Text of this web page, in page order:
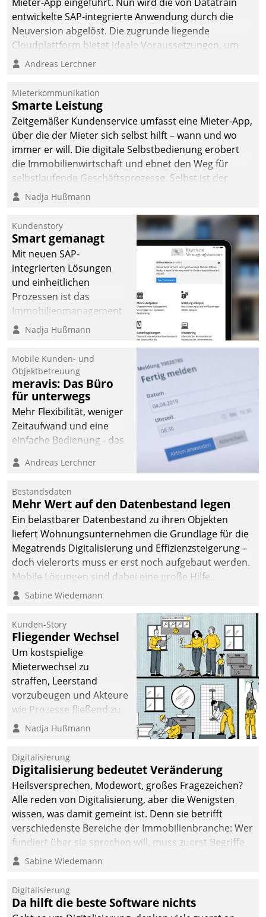
entwickelte SAP-integrierte Anwendung durch die
Neuversion abgelöst. Die zugrunde liegende
Cloudplattform bietet ideale Voraussetzungen, um
die Funktionalität der App zu erweitern und weitere
integrieren.
Andreas Lerchner
Mieterkommunikation
Smarte Leistung
Zeitgemäßer Kundenservice umfasst eine Mieter-App,
über die der Mieter sich selbst hilft – wann und wo
immer er will. Die digitale Selbstbedienung erobert
die Immobilienwirtschaft und ebnet den Weg für
selbstlaufende Geschäftsprozesse. Selbst ist der
Kunde und smart der Serviceanbieter.
Nadja Hußmann
Kundenstory
Smart gemanagt
Mit neuen SAP-
integrierten Lösungen
und einheitlichen
Prozessen ist das
Immobilienmanagement
der Bayerischen
Ressort Kapitalanlage für
künftige Aufgaben und
Herausforderungen
gerüstet.
Nadja Hußmann
Mobile Kunden- und
Objektbetreuung
meravis: Das Büro
für unterwegs
Mehr Flexibilität, weniger
Zeitaufwand und eine
einfache Bedienung - das
Cockpit für mobile
Datatrain. Die meravis
Wohnungsbau- und
Immobilien GmbH hat
sich dabei für den Betrieb
der Lösung über die SAP
Cloud Platform
entschieden - als erstes
Unternehmen am
Andreas Lerchner
Bestandsdaten
Mehr Wert auf den Datenbestand legen
Ein belastbarer Datenbestand zu ihren Objekten
liefert Wohnungsunternehmen die Grundlage für die
Megatrends Digitalisierung und Effizienzsteigerung –
doch vielerorts muss er erst noch aufgebaut werden.
Mobile Lösungen sind dabei eine große Hilfe.
Sabine Wiedemann
Kunden-Story
Fliegender Wechsel
Um kostspielige
Mieterwechsel zu
straffen, Leerstand
vorzubeugen und Akteure
wie Prozesse fließend zu
vernetzen, nutzt die
Jahresbeginn eine
Überblick, Einsicht und
Eingriff bietende Lösung.
Zur Entwicklung setzte
man auf
Cloudtechnologie,
bewährte und Startup-
agile Projektmethoden.
Nadja Hußmann
Digitalisierung
Digitalisierung bedeutet Veränderung
Heilsversprechen, Modewort, großes Fragezeichen?
Alle reden von Digitalisierung, aber die Wenigsten
wissen, was damit gemeint ist. Denn sie betrifft
verschiedenste Bereiche der Immobilienbranche: Wer
fundiert über sie sprechen will, muss zuerst Begriffe
klären. Ein Aspekt ist die betriebliche Optimierung:
Einsparungen durch optimierte und automatisierte
Prozesse. Doch man darf nicht zu viel erwarten: Allein
mit der Einführung einer neuen Software ist es nicht
Sabine Wiedemann
Digitalisierung
Da hilft die beste Software nichts